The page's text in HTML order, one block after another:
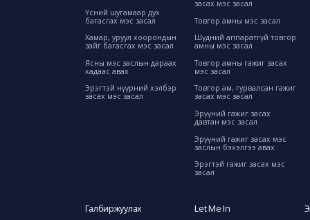
Үсний шугамаар дух
багасгах мэс засал
Хамар, уруул хоорондын
зайг багасгах мэс засал
Ясны мэс заслын дараах
хадаас авах
Эрэгтэй нүүрний хэлбэр
засах мэс засал
засах мэс засал
Товгор амны мэс засал
Шүдний аппаратгүй товгор
амны мэс засал
Товгор амны гажиг засах
мэс засал
Товгор ам, гурвалсан гажиг
засах мэс засал
Эрүүний гажиг засах
давтан мэс засал
Эрүүний гажиг засах мэс
заслын бэхэлгээ авах
Эрэгтэй гажиг засах мэс
засал
Галбиржуулах Let Me In